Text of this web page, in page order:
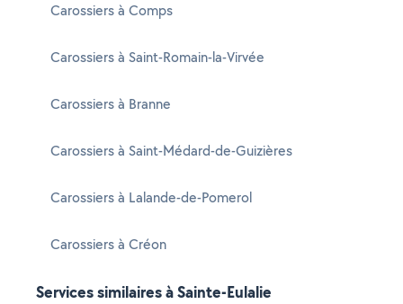
Carossiers à Comps
Carossiers à Saint-Romain-la-Virvée
Carossiers à Branne
Carossiers à Saint-Médard-de-Guizières
Carossiers à Lalande-de-Pomerol
Carossiers à Créon
Services similaires à Sainte-Eulalie